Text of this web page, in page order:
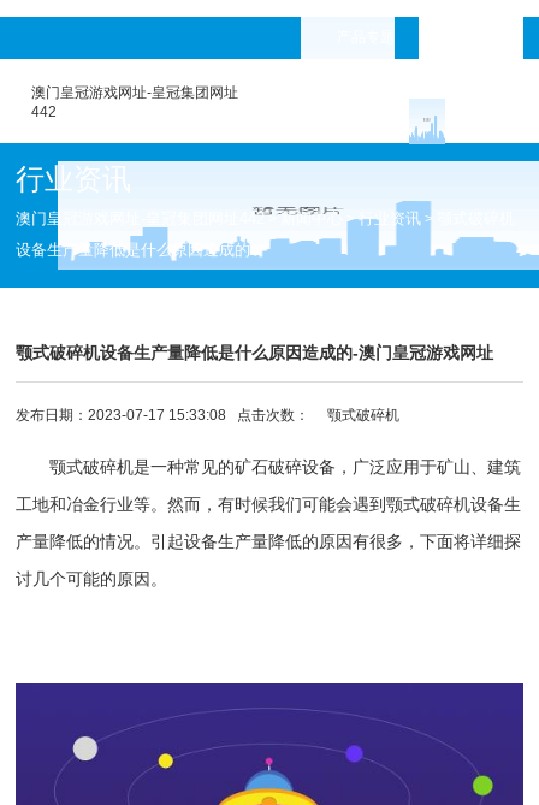
澳门皇冠游戏网址-皇冠集团网址
442
行业资讯
澳门皇冠游戏网址-皇冠集团网址442>新闻中心 >行业资讯 >
设备生产量降低是什么原因造成的
颚式破碎机设备生产量降低是什么原因造成的-澳门皇冠游戏网址
发布日期：2023-07-17 15:33:08 点击次数：颚式破碎机
颚式破碎机是一种常见的矿石破碎设备 ，广泛应用于矿山、建筑
工地和冶金行业等。然而，有时候我们可能会遇到颚式破碎机设备生
产量降低的情况。引起设备生产量降低的原因有很多，下面将详细探
讨几个可能的原因。